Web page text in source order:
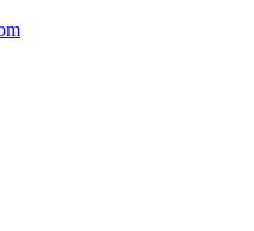
ป็ปซี่เวสป้าฮาร์เล่ย์โฆษณาเ